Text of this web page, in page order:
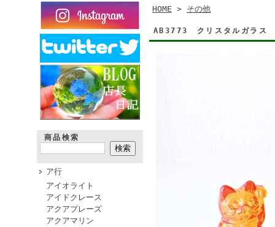
商品検索
ア行
アイオライト
アイドクレース
アクアプレーズ
アクアマリン
HOME > その他
AB3773 クリスタルガラ